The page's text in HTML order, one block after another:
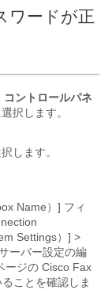
ワードが正
コントロールパネ
択します。
します。
Name）] フィ
Settings）] >
ーバー設定の編
ージの Cisco Fax
ことを確認しま